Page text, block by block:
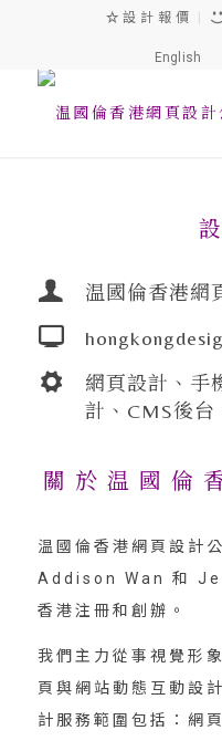
設 計 報 價
English
温國倫香港網
網頁設計、手
計、CMS後台
關 於 温 國 倫
温國倫香港網頁設計
Addison Wan 和
香港注冊和創辦。
我們主力從事視覺形
頁與網站動態互動設
計服務範圍包括：網